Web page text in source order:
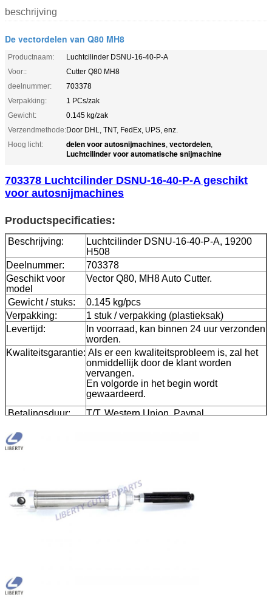
beschrijving
De vectordelen van Q80 MH8
Productnaam:
Luchtcilinder DSNU-16-40-P-A
Voor::
Cutter Q80 MH8
deelnummer:
703378
Verpakking:
1 PCs/zak
Gewicht:
0.145 kg/zak
Verzendmethode:Door DHL, TNT, FedEx, UPS, enz.
Hoog licht:
delen voor autosnijmachines, vectordelen,
Luchtcilinder voor automatische snijmachine
703378 Luchtcilinder DSNU-16-40-P-A geschikt
voor autosnijmachines
Productspecificaties:
Beschrijving:
Luchtcilinder DSNU-16-40-P-A, 19200
H508
Deelnummer:
703378
Geschikt voor
model
Vector Q80, MH8 Auto Cutter.
Gewicht / stuks:
0.145 kg/pcs
Verpakking:
1 stuk / verpakking (plastieksak)
Levertijd:
In voorraad, kan binnen 24 uur verzonden
worden.
Kwaliteitsgarantie: Als er een kwaliteitsprobleem is, zal het
onmiddellijk door de klant worden
vervangen.
En volgorde in het begin wordt
gewaardeerd.
Betalingsduur:
T/T, Western Union, Paypal